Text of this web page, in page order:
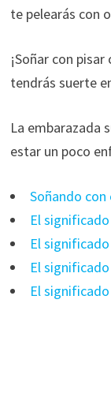
te pelearás con
¡Soñar con
tendrás suerte
La embarazada
estar un poco
Soñando
El
El
El
El